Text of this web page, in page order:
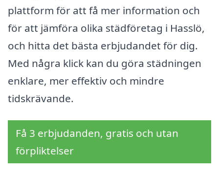
plattform för att få mer information och
för att jämföra olika städföretag i Hasslö,
och hitta det bästa erbjudandet för dig.
Med några klick kan du göra städningen
enklare, mer effektiv och mindre
tidskrävande.
Få 3 erbjudanden, gratis och utan
förpliktelser